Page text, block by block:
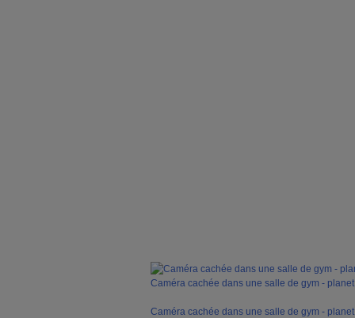
Caméra cachée dans une salle de gym - planet
Caméra cachée dans une salle de gym - planet